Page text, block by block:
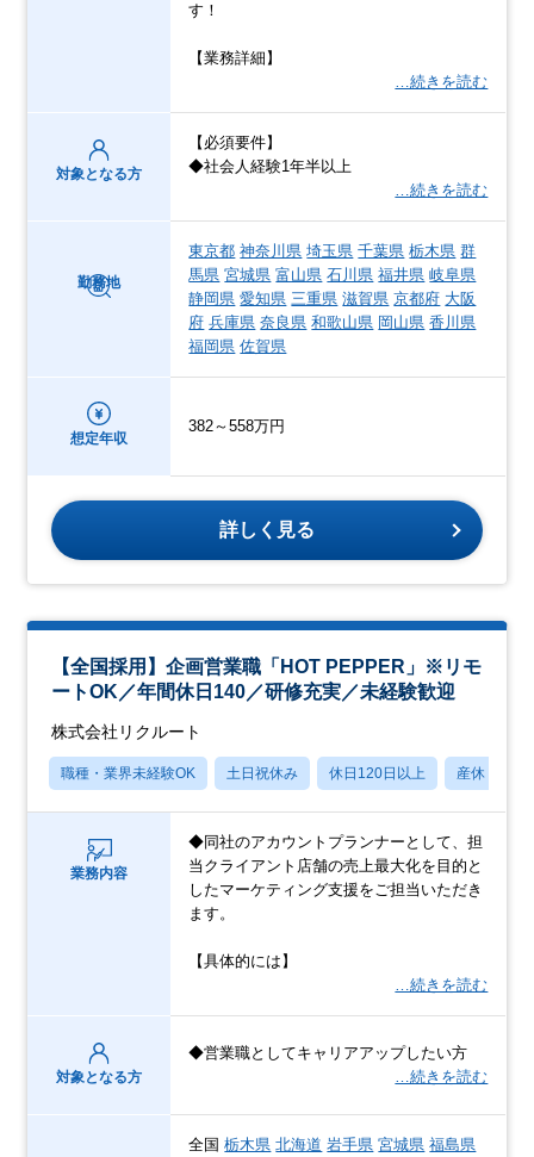
す！
【業務詳細】
…続きを読む
対象となる方
【必須要件】
◆社会人経験1年半以上
…続きを読む
勤務地
東京都 神奈川県 埼玉県 千葉県 栃木県 群
馬県 宮城県 富山県 石川県 福井県 岐阜県
静岡県 愛知県 三重県 滋賀県 京都府 大阪
府 兵庫県 奈良県 和歌山県 岡山県 香川県
福岡県 佐賀県
想定年収
382～558万円
詳しく見る
【全国採用】企画営業職「HOT PEPPER」※リモ
ートOK／年間休日140／研修充実／未経験歓迎
株式会社リクルート
職種・業界未経験OK 土日祝休み 休日120日以上 産休・育休
業務内容
◆同社のアカウントプランナーとして、担
当クライアント店舗の売上最大化を目的と
したマーケティング支援をご担当いただき
ます。
【具体的には】
…続きを読む
対象となる方
◆営業職としてキャリアアップしたい方
…続きを読む
全国栃木県 北海道 岩手県 宮城県 福島県